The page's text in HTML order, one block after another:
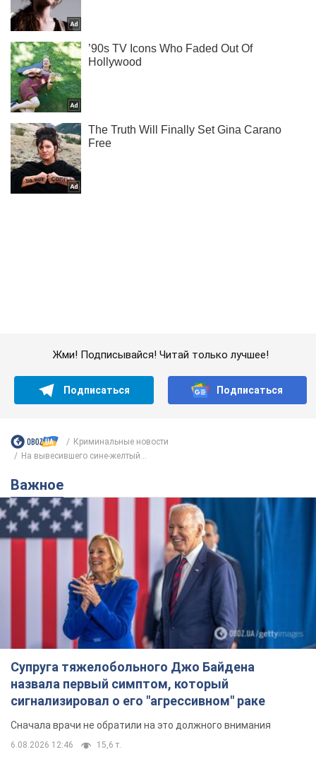
Супруга тяжелобольного Джо Байдена
назвала первый симптом, который
сигнализировал о его "агрессивном" раке
Сначала врачи не обратили на это должного внимания
6.08.2026 12:46 15,6 т.
Отпуск Леси Никитюк в Карпатах
обернулся скандалом: почему
ведущую несправедливо захейтили
Знаменитость вышла на прямую
над "i"
9 годин тому 12,4 т.